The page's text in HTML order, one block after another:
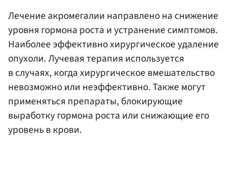
Лечение акромегалии направлено на снижение
уровня гормона роста и устранение симптомов.
Наиболее эффективно хирургическое удаление
опухоли. Лучевая терапия используется
в случаях, когда хирургическое вмешательство
невозможно или неэффективно. Также могут
применяться препараты, блокирующие
выработку гормона роста или снижающие его
уровень в крови.